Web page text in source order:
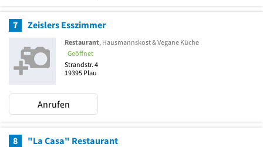
7 Zeislers Esszimmer
Restaurant, Hausmannskost & Vegane Küche
Geöffnet
Strandstr. 4
19395 Plau
Anrufen
8 "La Casa" Restaurant